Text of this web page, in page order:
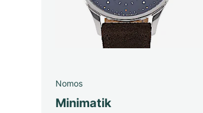
Nomos
Minimatik